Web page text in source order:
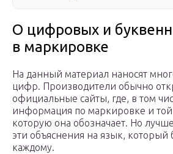
О цифровых и
в маркировке
На данный материал наносят
цифр. Производители обычно
официальные сайты, где, в том
информация по маркировке и
которую она обозначает. Но
эти объяснения на язык,
каждому.